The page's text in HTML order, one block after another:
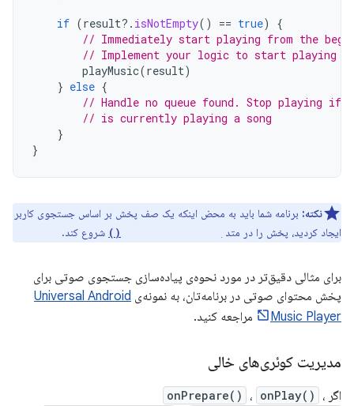
if (result?. isNotEmpty() == true)
{
// Immediately start playing from the
// Implement your logic to start playing
playMusic(result)
} else {
// Handle no queue found. Stop playing if
// is currently playing a song
}
}
نکته: برنامه شما باید به محض اینکه یک صف پخش بر اساس جستجوی کاربر
ایجاد کردید، پخش را در متد
شروع کند.
برای مثالی دقیق‌تر در مورد نحوه‌ی پیاده‌سازی جستجوی صوتی برای
پخش محتوای صوتی در برنامه‌تان، به نمونه‌ی Universal Android
Music Player
مراجعه کنید.
مدیریت کوئری‌های خالی
اگر onPrepare() ، onPlay() ،